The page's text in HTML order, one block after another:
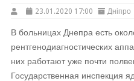
23.01.2020 17:00 Дніпро
В больницах Днепра есть
рентгенодиагностических
них работают уже почти
Государственная инспекция